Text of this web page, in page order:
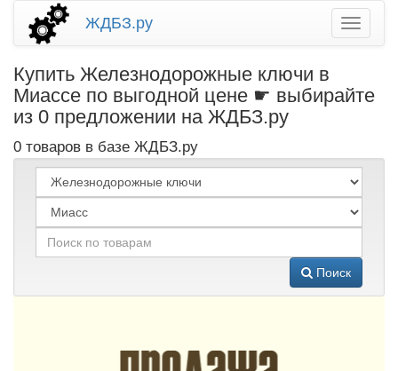
ЖДБЗ.ру
Купить Железнодорожные ключи в
Миассе по выгодной цене ☛ выбирайте
из 0 предложении на ЖДБЗ.ру
0 товаров в базе ЖДБЗ.ру
Поиск